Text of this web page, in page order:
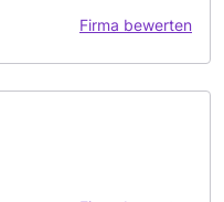
Firma bewerten